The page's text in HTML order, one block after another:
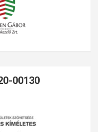
00130